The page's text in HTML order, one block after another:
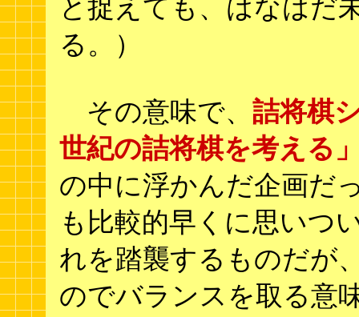
と捉えても、はなはだ
る。）
その意味で、 詰将棋
世紀の詰将棋を考える
の中に浮かんだ企画だ
も比較的早くに思いつ
れを踏襲するものだが
のでバランスを取る意